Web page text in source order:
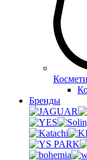
Бренды